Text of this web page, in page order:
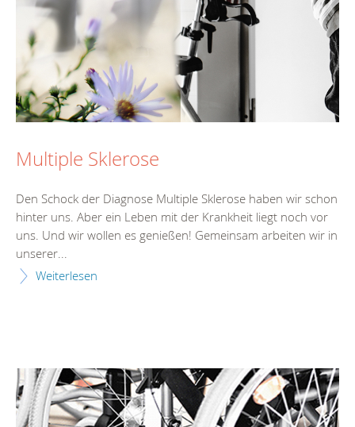
Multiple Sklerose
Den Schock der Diagnose Multiple Sklerose haben wir schon
hinter uns. Aber ein Leben mit der Krankheit liegt noch vor
uns. Und wir wollen es genießen! Gemeinsam arbeiten wir in
unserer...
Weiterlesen